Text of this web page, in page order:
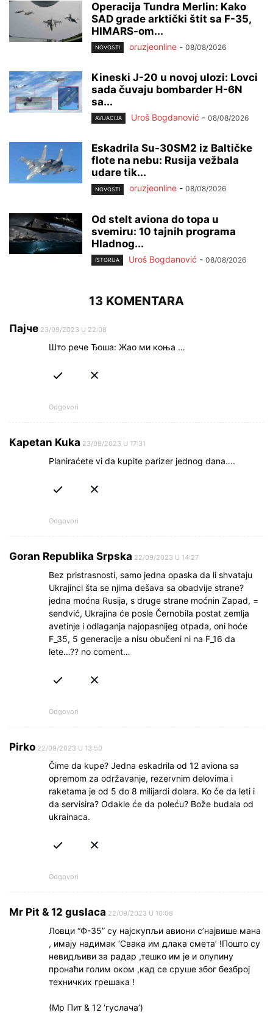
Operacija Tundra Merlin: Kako
SAD grade arktički štit sa F-35,
HIMARS-om...
NOVOSTI oruzjeonline - 08/08/2026
Kineski J-20 u novoj ulozi: Lovci
sada čuvaju bombarder H-6N
sa...
AVIJACIJA Uroš Bogdanović - 08/08/2026
Eskadrila Su-30SM2 iz Baltičke
flote na nebu: Rusija vežbala
udare tik...
NOVOSTI oruzjeonline - 08/08/2026
Od stelt aviona do topa u
svemiru: 10 tajnih programa
Hladnog...
ISTORIJA Uroš Bogdanović - 08/08/2026
13 KOMENTARA
Пајче 23/09/2023 U 22:08
Што рече Ђоша: Жао ми коња …
Odgovori
Kapetan Kuka 23/09/2023 U 17:31
Planiraćete vi da kupite parizer jednog dana….
Odgovori
Goran Republika Srpska 22/09/2023 U 14:27
Bez pristrasnosti, samo jedna opaska da li shvataju
Ukrajinci šta se njima dešava sa obadvije strane?
jedna moćna Rusija, s druge strane moćnin Zapad, =
sendvić, Ukrajina će posle Černobila postat zemlja
avetinje i odlaganja najopasnijeg otpada, oni hoće
F_35, 5 generacije a nisu obučeni ni na F_16 da
lete…?? no coment…
Odgovori
Pirko 22/09/2023 U 13:50
Čime da kupe? Jedna eskadrila od 12 aviona sa
opremom za održavanje, rezervnim delovima i
raketama je od 5 do 8 milijardi dolara. Ko će da leti i
da servisira? Odakle će da poleću? Bože budala od
ukrainaca.
Odgovori
Mr Pit & 12 guslaca 22/09/2023 U 10:08
Ловци “Ф-35” су најскупљи авиони с’највише мана
, имају надимак ‘Свака им длака смета’ !Пошто су
невидљиви за радар ,тешко им је и олупину
пронаћи голим оком ,кад се сруше због безброј
техничких грешака !
(Мр Пит & 12 ‘гуслача’)